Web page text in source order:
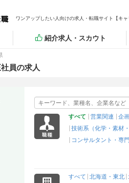
ワンアップしたい人向けの求人・転職サイト【キャ
紹介求人・スカウト
員の求人
すべて 営業関連 企
技術系（化学・素材
コンサルタント・専
すべて 北海道・東北